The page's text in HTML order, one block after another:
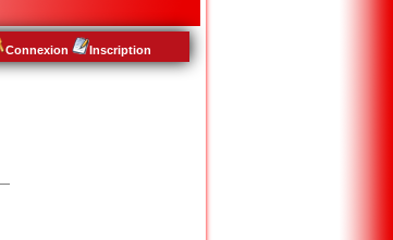
Connexion Inscription